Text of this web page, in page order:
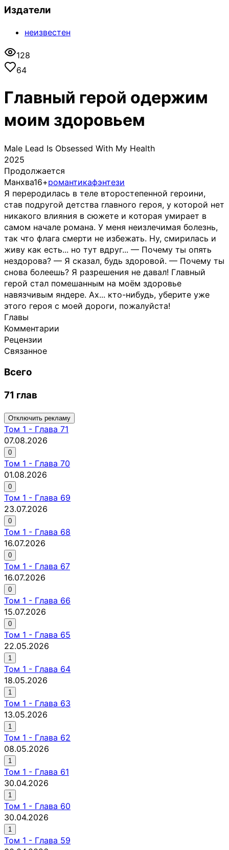
Издатели
неизвестен
128
64
Главный герой одержим
моим здоровьем
Male Lead Is Obsessed With My Health
2025
Продолжается
Манхва16+романтикафэнтези
Я переродилась в теле второстепенной героини,
став подругой детства главного героя, у которой нет
никакого влияния в сюжете и которая умирает в
самом начале романа. У меня неизлечимая болезнь,
так что флага смерти не избежать. Ну, смирилась и
живу как есть... но тут вдруг... — Почему ты опять
нездорова? — Я сказал, будь здоровой. — Почему ты
снова болеешь? Я разрешения не давал! Главный
герой стал помешанным на моём здоровье
навязчивым яндере. Ах... кто-нибудь, уберите уже
этого героя с моей дороги, пожалуйста!
Главы
Комментарии
Рецензии
Связанное
Всего
71 глав
Отключить рекламу
Том 1 - Глава 71
07.08.2026
0
Том 1 - Глава 70
01.08.2026
0
Том 1 - Глава 69
23.07.2026
0
Том 1 - Глава 68
16.07.2026
0
Том 1 - Глава 67
16.07.2026
0
Том 1 - Глава 66
15.07.2026
0
Том 1 - Глава 65
22.05.2026
1
Том 1 - Глава 64
18.05.2026
1
Том 1 - Глава 63
13.05.2026
1
Том 1 - Глава 62
08.05.2026
1
Том 1 - Глава 61
30.04.2026
1
Том 1 - Глава 60
30.04.2026
1
Том 1 - Глава 59